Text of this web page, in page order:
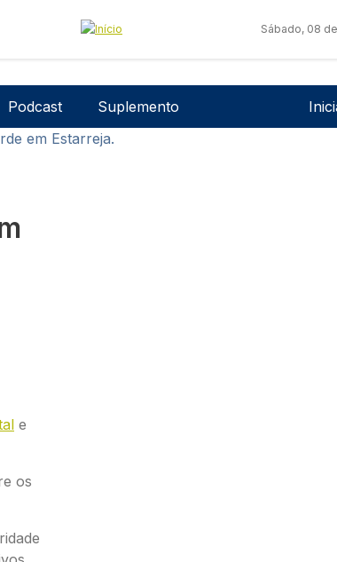
Sábado, 08
Podcast Suplemento
em Estarreja.
e
os